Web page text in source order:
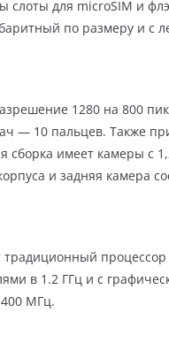
слоты для micrоSIM и
по размеру и с
1280 на 800
— 10 пальцев. Также
сборка имеет камеры с
и задняя камера
традиционный
в 1.2 ГГц и с
400 МГц.